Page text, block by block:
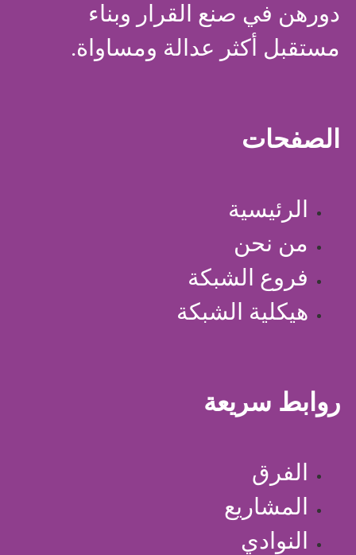
دورهن في صنع القرار وبناء
مستقبل أكثر عدالة ومساواة.
الصفحات
الرئيسية
من نحن
فروع الشبكة
هيكلية الشبكة
روابط سريعة
الفرق
المشاريع
النوادي